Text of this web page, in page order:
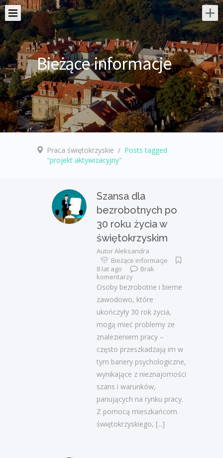
Bieżące informacje
Praca świętokrzyskie / Posts tagged
"projekt aktywizacyjny"
Szansa dla
bezrobotnych po
30 roku życia w
świętokrzyskim
AutorAleksandra
Bieżące informacje
8 lat ago
Brak
komentarzy
Osoby bezrobotne i bierne
zawodowo, które
ukończyły 30 rok życia,
mogą mieć problemy ze
znalezieniem pracy –
często przeszkadzają im w
tym bariery psychologiczne,
wynikające z nieznajomości
szans i warunków,
panujących na rynku pracy.
Z pomocą mieszkańcom
świętokrzyskiego, [...]